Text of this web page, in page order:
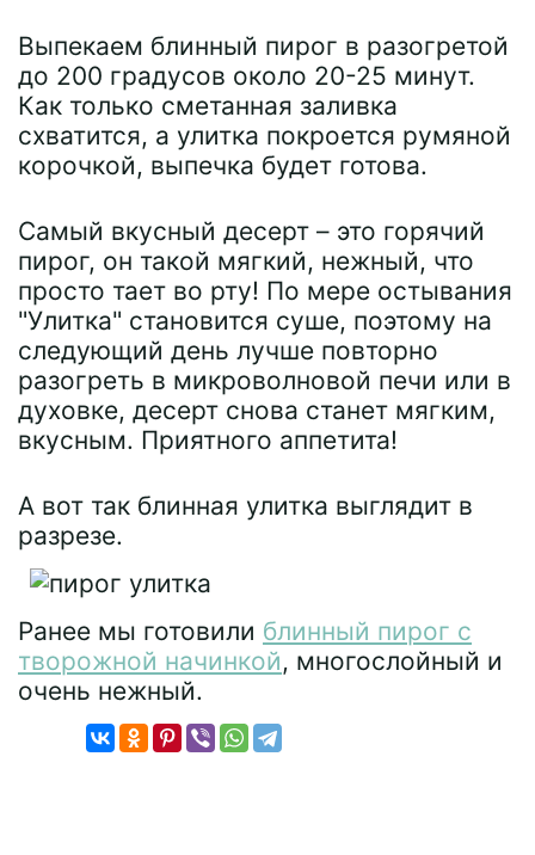
Выпекаем блинный пирог в разогретой
до 200 градусов около 20-25 минут.
Как только сметанная заливка
схватится, а улитка покроется румяной
корочкой, выпечка будет готова.
Самый вкусный десерт – это горячий
пирог, он такой мягкий, нежный, что
просто тает во рту! По мере остывания
"Улитка" становится суше, поэтому на
следующий день лучше повторно
разогреть в микроволновой печи или в
духовке, десерт снова станет мягким,
вкусным. Приятного аппетита!
А вот так блинная улитка выглядит в
разрезе.
Ранее мы готовили блинный пирог с
творожной начинкой, многослойный и
очень нежный.